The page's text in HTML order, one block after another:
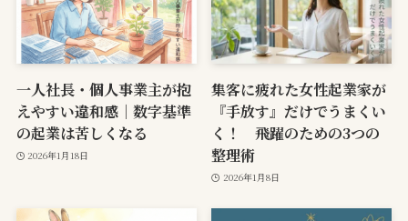
一人社長・個人事業主が抱
えやすい違和感｜数字基準
の起業は苦しくなる
2026年1月18日
集客に疲れた女性起業家が
『手放す』だけでうまくい
く！ 飛躍のための3つの
整理術
2026年1月8日